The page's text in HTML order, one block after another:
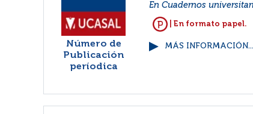
Número de
Publicación
períodica
En Cuadernos
| En formato papel.
MÁS INFORMACIÓN...